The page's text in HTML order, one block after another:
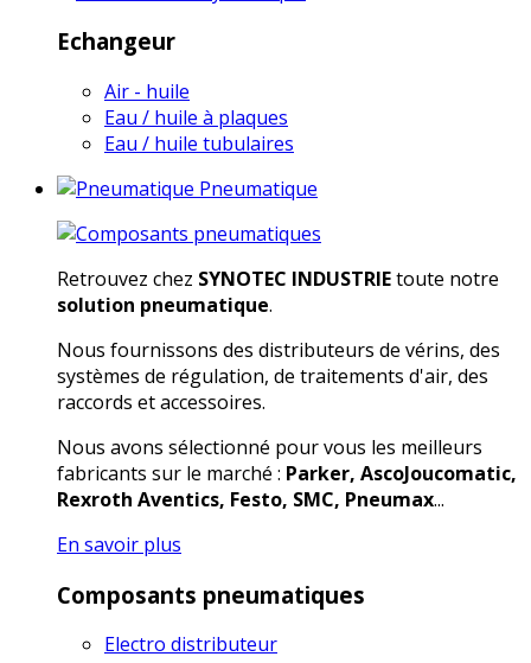
Echangeur
Air - huile
Eau / huile à plaques
Eau / huile tubulaires
Pneumatique
Retrouvez chez SYNOTEC INDUSTRIEtoute notre
solution pneumatique.
Nous fournissons des distributeurs de vérins, des
systèmes de régulation, de traitements d'air, des
raccords et accessoires.
Nous avons sélectionné pour vous les meilleurs
fabricants sur le marché : Parker, AscoJoucomatic,
Rexroth Aventics, Festo, SMC, Pneumax...
En savoir plus
Composants pneumatiques
Electro distributeur